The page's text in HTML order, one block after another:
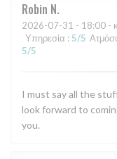
Robin N
2026-07-31 - 18:00 -
Υπηρεσία : 5/5
5/5
I must say all the
look forward to
you.